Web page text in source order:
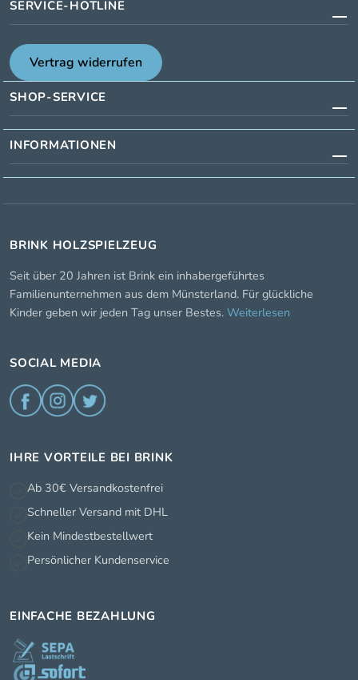
SERVICE-HOTLINE
Vertrag widerrufen
SHOP-SERVICE
INFORMATIONEN
BRINK HOLZSPIELZEUG
Seit über 20 Jahren ist Brink ein inhabergeführtes
Familienunternehmen aus dem Münsterland. Für glückliche
Kinder geben wir jeden Tag unser Bestes. Weiterlesen
SOCIAL MEDIA
IHRE VORTEILE BEI BRINK
Ab 30€ Versandkostenfrei
Schneller Versand mit DHL
Kein Mindestbestellwert
Persönlicher Kundenservice
EINFACHE BEZAHLUNG